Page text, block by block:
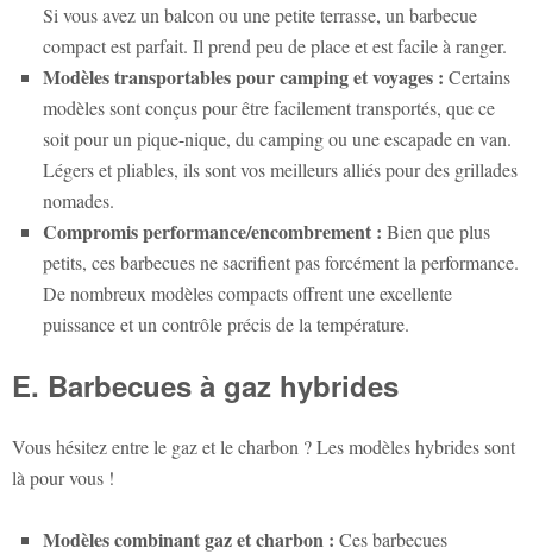
Si vous avez un balcon ou une petite terrasse, un barbecue
compact est parfait. Il prend peu de place et est facile à ranger.
Modèles transportables pour camping et voyages : Certains
modèles sont conçus pour être facilement transportés, que ce
soit pour un pique-nique, du camping ou une escapade en van.
Légers et pliables, ils sont vos meilleurs alliés pour des grillades
nomades.
Compromis performance/encombrement : Bien que plus
petits, ces barbecues ne sacrifient pas forcément la performance.
De nombreux modèles compacts offrent une excellente
puissance et un contrôle précis de la température.
E. Barbecues à gaz hybrides
Vous hésitez entre le gaz et le charbon ? Les modèles hybrides sont
là pour vous !
Modèles combinant gaz et charbon : Ces barbecues